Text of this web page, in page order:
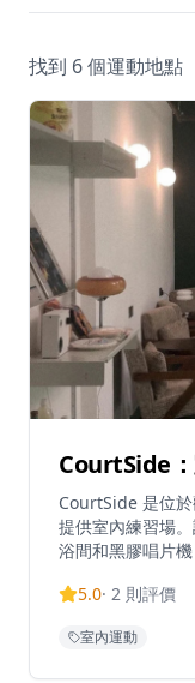
音樂
找到 6 個運動地點
CourtSide
CourtSide 是位
提供室內練習場
浴間和黑膠唱片
至晚上10時開放
9折優惠、參與
5.0· 2 則評價
室內運動